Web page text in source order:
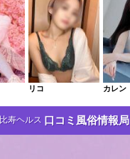
寿ヘルス 口コミ風俗情報局